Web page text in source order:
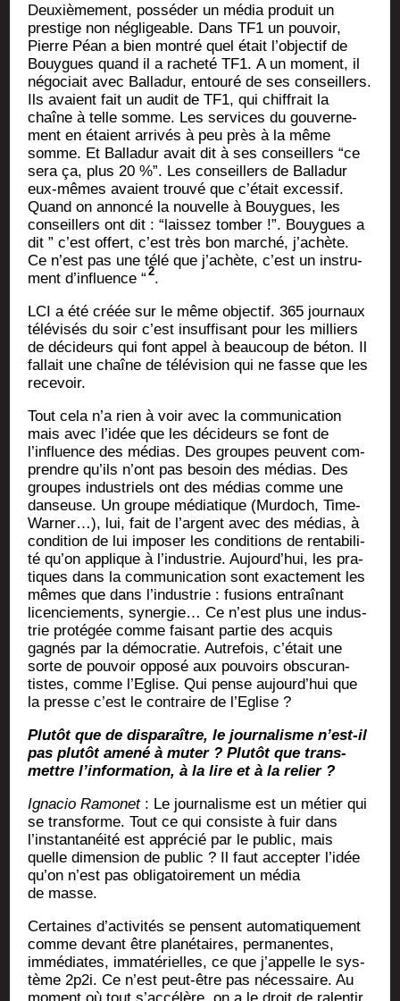
Deuxiè­me­ment, pos­sé­der un média pro­duit un
pres­tige non négli­geable. Dans TF1 un pou­voir,
Pierre Péan a bien mon­tré quel était l’objectif de
Bouygues quand il a rache­té TF1. A un moment, il
négo­ciait avec Bal­la­dur, entou­ré de ses conseillers.
Ils avaient fait un audit de TF1, qui chif­frait la
chaîne à telle somme. Les ser­vices du gou­ver­ne­
ment en étaient arri­vés à peu près à la même
somme. Et Bal­la­dur avait dit à ses conseillers “ce
sera ça, plus 20 %”. Les conseillers de Bal­la­dur
eux-mêmes avaient trou­vé que c’était exces­sif.
Quand on annon­cé la nou­velle à Bouygues, les
conseillers ont dit : “lais­sez tom­ber !”. Bouygues a
dit ” c’est offert, c’est très bon mar­ché, j’achète.
Ce n’est pas une télé que j’achète, c’est un ins­tru­
ment d’influence “ 2.
LCI a été créée sur le même objec­tif. 365 jour­naux
télé­vi­sés du soir c’est insuf­fi­sant pour les mil­liers
de déci­deurs qui font appel à beau­coup de béton. Il
fal­lait une chaîne de télé­vi­sion qui ne fasse que les
recevoir.
Tout cela n’a rien à voir avec la com­mu­ni­ca­tion
mais avec l’idée que les déci­deurs se font de
l’influence des médias. Des groupes peuvent com­
prendre qu’ils n’ont pas besoin des médias. Des
groupes indus­triels ont des médias comme une
dan­seuse. Un groupe média­tique (Mur­doch, Time-
War­ner…), lui, fait de l’argent avec des médias, à
condi­tion de lui impo­ser les condi­tions de ren­ta­bi­li­
té qu’on applique à l’industrie. Aujourd’hui, les pra­
tiques dans la com­mu­ni­ca­tion sont exac­te­ment les
mêmes que dans l’industrie : fusions entraî­nant
licen­cie­ments, syner­gie… Ce n’est plus une indus­
trie pro­té­gée comme fai­sant par­tie des acquis
gagnés par la démo­cra­tie. Autre­fois, c’était une
sorte de pou­voir oppo­sé aux pou­voirs obs­cu­ran­
tistes, comme l’Eglise. Qui pense aujourd’hui que
la presse c’est le contraire de l’Eglise ?
Plu­tôt que de dis­pa­raître, le jour­na­lisme n’est-il
pas plu­tôt ame­né à muter ? Plu­tôt que trans­
mettre l’information, à la lire et à la relier ?
Igna­cio Ramo­net: Le jour­na­lisme est un métier qui
se trans­forme. Tout ce qui consiste à fuir dans
l’instantanéité est appré­cié par le public, mais
quelle dimen­sion de public ? Il faut accep­ter l’idée
qu’on n’est pas obli­ga­toi­re­ment un média
de masse.
Cer­taines d’activités se pensent auto­ma­ti­que­ment
comme devant être pla­né­taires, per­ma­nentes,
immé­diates, imma­té­rielles, ce que j’appelle le sys­
tème 2p2i. Ce n’est peut-être pas néces­saire. Au
moment où tout s’accélère, on a le droit de ralen­tir.